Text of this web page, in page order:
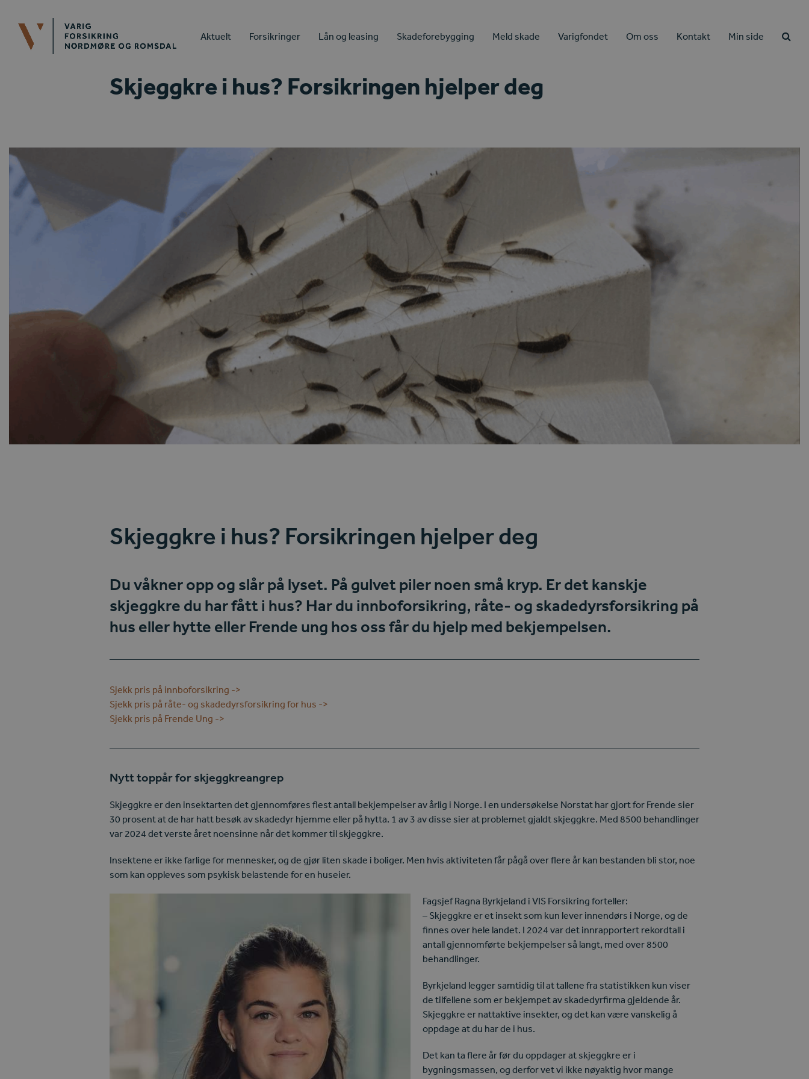
Aktuelt Forsikringer Lån og leasing Skadeforebygging Meld skade Varigfondet Om oss Kontakt Min side
Skjeggkre i hus? Forsikringen hjelper deg
Skjeggkre i hus? Forsikringen hjelper deg
Du våkner opp og slår på lyset. På gulvet piler noen små kryp. Er det kanskje
skjeggkre du har fått i hus? Har du innboforsikring, råte- og skadedyrsforsikring på
hus eller hytte eller Frende ung hos oss får du hjelp med bekjempelsen.
Sjekk pris på innboforsikring ->
Sjekk pris på råte- og skadedyrsforsikring for hus ->
Sjekk pris på Frende Ung ->
Nytt toppår for skjeggkreangrep
Skjeggkre er den insektarten det gjennomføres flest antall bekjempelser av årlig i Norge. I en undersøkelse Norstat har gjort for Frende sier
30 prosent at de har hatt besøk av skadedyr hjemme eller på hytta. 1 av 3 av disse sier at problemet gjaldt skjeggkre. Med 8500 behandlinger
var 2024 det verste året noensinne når det kommer til skjeggkre.
Insektene er ikke farlige for mennesker, og de gjør liten skade i boliger. Men hvis aktiviteten får pågå over flere år kan bestanden bli stor, noe
som kan oppleves som psykisk belastende for en huseier.
Fagsjef Ragna Byrkjeland i VIS Forsikring forteller:
– Skjeggkre er et insekt som kun lever innendørs i Norge, og de
finnes over hele landet. I 2024 var det innrapportert rekordtall i
antall gjennomførte bekjempelser så langt, med over 8500
behandlinger.
Byrkjeland legger samtidig til at tallene fra statistikken kun viser
de tilfellene som er bekjempet av skadedyrfirma gjeldende år.
Skjeggkre er nattaktive insekter, og det kan være vanskelig å
oppdage at du har de i hus.
Det kan ta flere år før du oppdager at skjeggkre er i
bygningsmassen, og derfor vet vi ikke nøyaktig hvor mange